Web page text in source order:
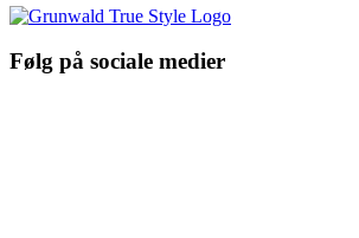
Følg på sociale medier